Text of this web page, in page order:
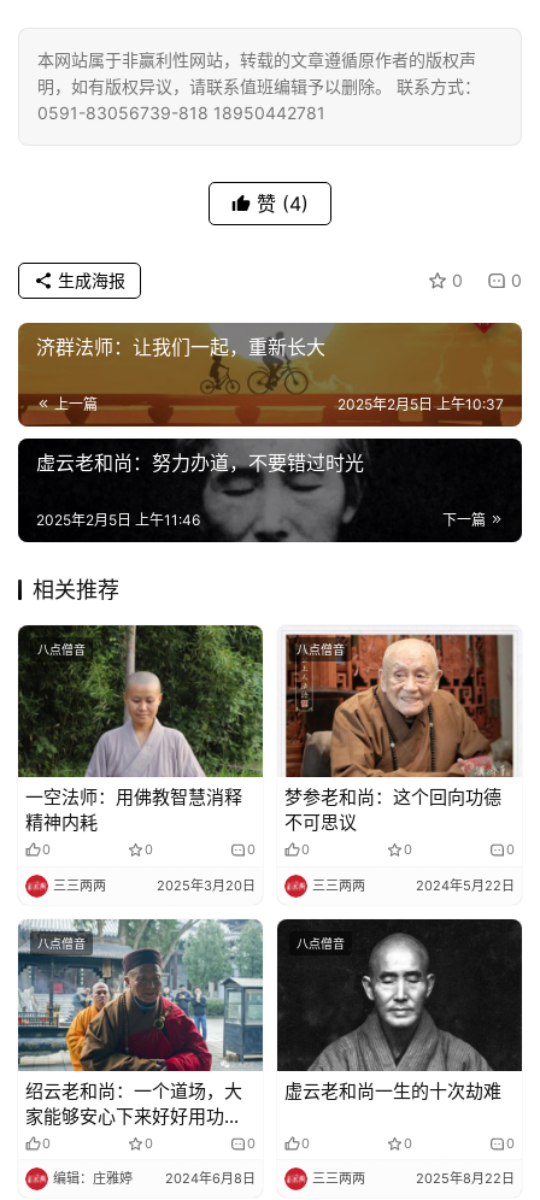
责
声
明
本网站属于非赢利性网站，转载的文章遵循原作者的版权声
明，如有版权异议，请联系值班编辑予以删除。 联系方式：
0591-83056739-818 18950442781
赞 (4)
0 0
生成海报
济群法师：让我们一起，重新长大
上一篇 2025年2月5日 上午10:37
虚云老和尚：努力办道，不要错过时光
下一篇
2025年2月5日 上午11:46
相关推荐
八点僧音
一空法师：用佛教智慧消释
精神内耗
0 0 0
三三两两 2025年3月20日
八点僧音
梦参老和尚：这个回向功德
不可思议
0 0 0
三三两两 2024年5月22日
八点僧音
绍云老和尚：一个道场，大
家能够安心下来好好用功办
道啊，不是件容易事！
0 0 0
编辑：庄雅婷 2024年6月8日
八点僧音
虚云老和尚一生的十次劫难
0 0 0
三三两两 2025年8月22日